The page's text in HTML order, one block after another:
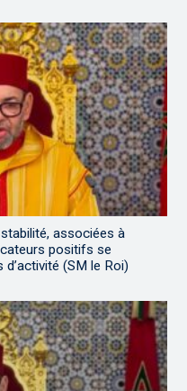
associées à
positifs se
(SM le Roi)